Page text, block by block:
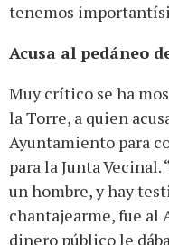
tenemos
Acusa al pedáneo
Muy crítico se ha
la Torre, a quien
Ayuntamiento para
para la Junta Vecinal.
un hombre, y hay
chantajearme, fue al
dinero público le